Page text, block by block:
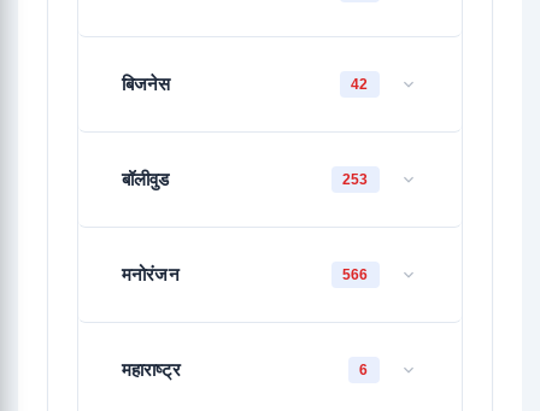
बिजनेस 42
बॉलीवुड 253
मनोरंजन 566
महाराष्ट्र 6